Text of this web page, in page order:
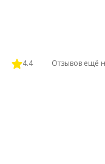
4.4 Отзывов ещё